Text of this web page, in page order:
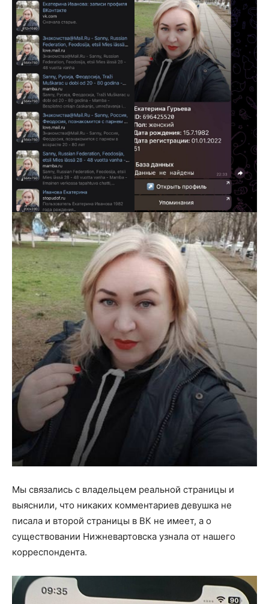
Мы связались с владельцем реальной страницы и
выяснили, что никаких комментариев девушка не
писала и второй страницы в ВК не имеет, а о
существовании Нижневартовска узнала от нашего
корреспондента.